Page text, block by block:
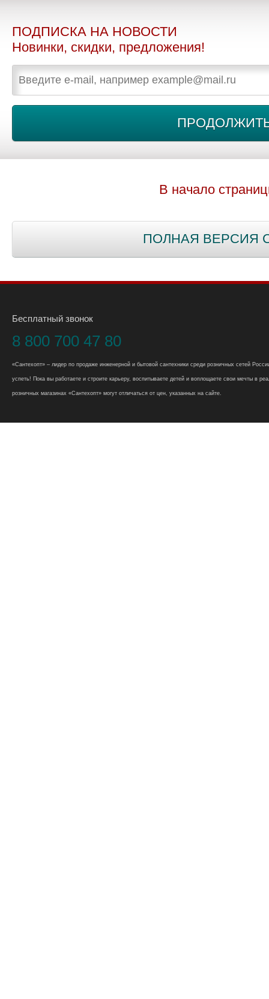
ПОДПИСКА НА НОВОСТИ
Новинки, скидки, предложения!
В начало
ПОЛНАЯ ВЕРСИЯ
Бесплатный звонок
8 800 700 47 80
«Сантехопт» – лидер по продаже инженерной и бытовой сантехники среди розничных сетей
успеть! Пока вы работаете и строите карьеру, воспитываете детей и воплощаете свои мечты в
розничных магазинах «Сантехопт» могут отличаться от цен, указанных на сайте.